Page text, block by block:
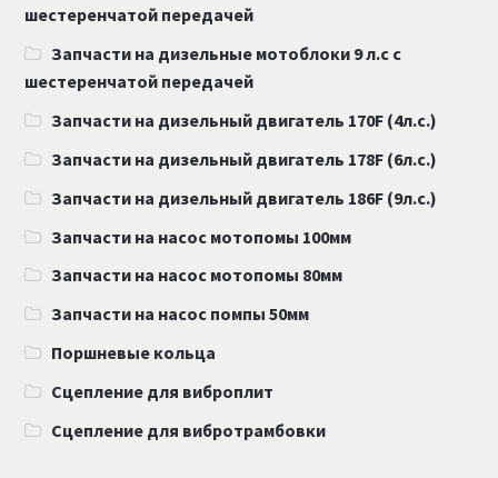
шестеренчатой передачей
Запчасти на дизельные мотоблоки 9 л.с с
шестеренчатой передачей
Запчасти на дизельный двигатель 170F (4л.с.)
Запчасти на дизельный двигатель 178F (6л.с.)
Запчасти на дизельный двигатель 186F (9л.с.)
Запчасти на насос мотопомы 100мм
Запчасти на насос мотопомы 80мм
Запчасти на насос помпы 50мм
Поршневые кольца
Сцепление для виброплит
Сцепление для вибротрамбовки